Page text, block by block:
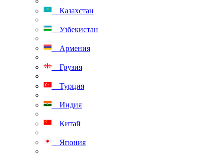
Казахстан
Узбекистан
Армения
Грузия
Турция
Индия
Китай
Япония